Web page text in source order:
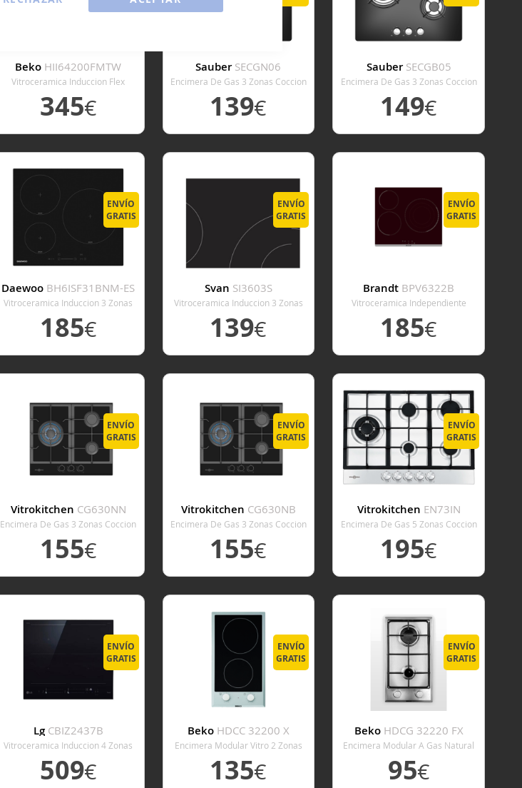
Beko HII64200FMTW
Vitroceramica Induccion Flex
345€
VER DETALLE
Sauber SECGN06
Encimera De Gas 3 Zonas Coccion
139€
VER DETALLE
Sauber SECGB05
Encimera De Gas 3 Zonas Coccion
149€
VER DETALLE
ENVÍO
GRATIS
Daewoo BH6ISF31BNM-ES
Vitroceramica Induccion 3 Zonas
185€
VER DETALLE
ENVÍO
GRATIS
Svan SI3603S
Vitroceramica Induccion 3 Zonas
139€
VER DETALLE
ENVÍO
GRATIS
Brandt BPV6322B
Vitroceramica Independiente
58 Cm
185€
VER DETALLE
ENVÍO
GRATIS
Vitrokitchen CG630NN
Encimera De Gas 3 Zonas Coccion
155€
VER DETALLE
ENVÍO
GRATIS
Vitrokitchen CG630NB
Encimera De Gas 3 Zonas Coccion
155€
VER DETALLE
ENVÍO
GRATIS
Vitrokitchen EN73IN
Encimera De Gas 5 Zonas Coccion
195€
VER DETALLE
ENVÍO
GRATIS
Lg CBIZ2437B
Vitroceramica Induccion 4 Zonas
509€
ENVÍO
GRATIS
Beko HDCC 32200 X
Encimera Modular Vitro 2 Zonas
135€
ENVÍO
GRATIS
Beko HDCG 32220 FX
Encimera Modular A Gas Natural
95€